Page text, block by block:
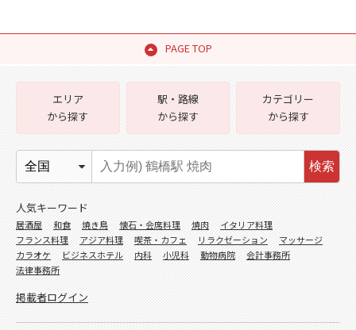
PAGE TOP
エリア
から探す
駅・路線
から探す
カテゴリー
から探す
検索
人気キーワード
居酒屋 和食 焼き鳥 懐石・会席料理 焼肉
イタリア料理
フランス料理
アジア料理 喫茶・カフェ リラクゼーション
マッサージ
カラオケ
ビジネスホテル 内科 小児科 動物病院
会計事務所
法律事務所
掲載者ログイン